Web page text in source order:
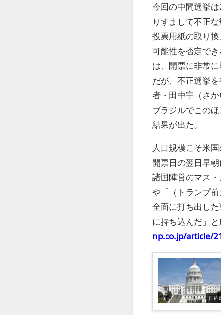
今回の中間選挙
りすまして不正
投票用紙の取り
可能性を否定で
は、開票に非常
だが、不正選挙
者・田中宇（さ
ブラジルでこの
結果が出た。
人口規模こそ米
開票日の翌日早
諸国陣営のマス
や「（トランプ
全面に打ち出し
に持ち込んだ」
np.co.jp/article/
国内